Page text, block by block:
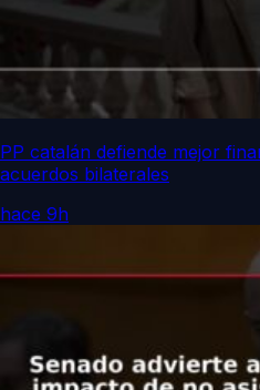
PP catalán defiende mejor
acuerdos bilaterales
hace 9h